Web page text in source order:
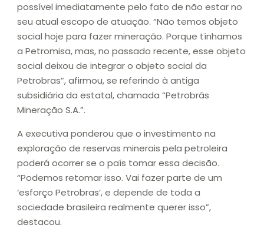
possível imediatamente pelo fato de não estar no
seu atual escopo de atuação. “Não temos objeto
social hoje para fazer mineração. Porque tínhamos
a Petromisa, mas, no passado recente, esse objeto
social deixou de integrar o objeto social da
Petrobras”, afirmou, se referindo à antiga
subsidiária da estatal, chamada “Petrobrás
Mineração S.A.”.
A executiva ponderou que o investimento na
exploração de reservas minerais pela petroleira
poderá ocorrer se o país tomar essa decisão.
“Podemos retomar isso. Vai fazer parte de um
‘esforço Petrobras’, e depende de toda a
sociedade brasileira realmente querer isso”,
destacou.